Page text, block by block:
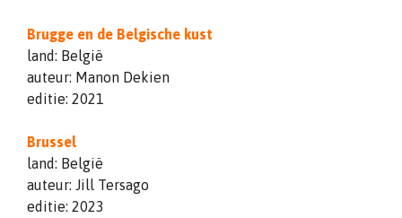
Brugge en de Belgische kust
land: België
auteur: Manon Dekien
editie: 2021
Brussel
land: België
auteur: Jill Tersago
editie: 2023